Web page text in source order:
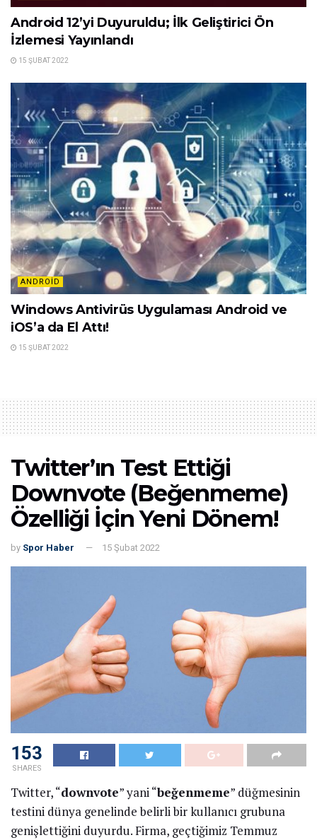
Android 12’yi Duyuruldu; İlk Geliştirici Ön
İzlemesi Yayınlandı
15 ŞUBAT 2022
ANDROID
Windows Antivirüs Uygulaması Android ve
iOS’a da El Attı!
15 ŞUBAT 2022
Twitter’ın Test Ettiği
Downvote (Beğenmeme)
Özelliği İçin Yeni Dönem!
by Spor Haber 15 Şubat 2022
153
SHARES
Twitter, “downvote” yani “beğenmeme” düğmesinin
testini dünya genelinde belirli bir kullanıcı grubuna
genişlettiğini duyurdu. Firma, geçtiğimiz Temmuz